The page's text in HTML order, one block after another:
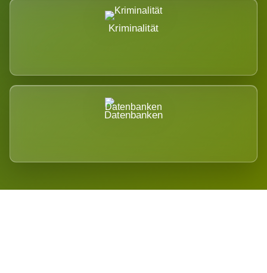
Kriminalität
Datenbanken